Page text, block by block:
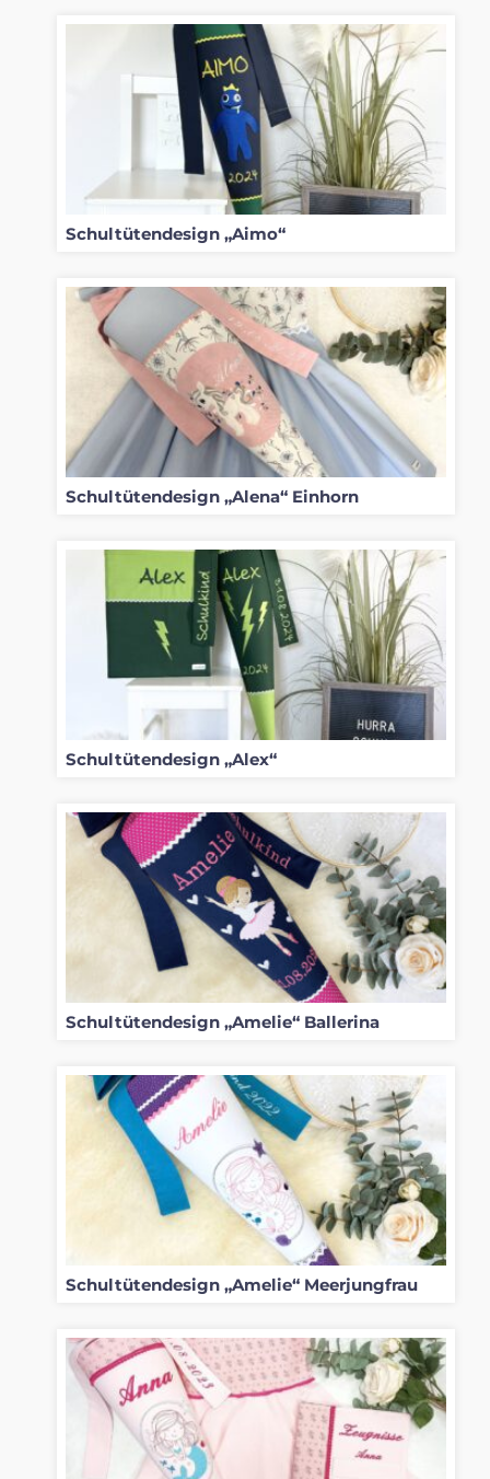
Schultütendesign „Aimo“
Schultütendesign „Alena“ Einhorn
Schultütendesign „Alex“
Schultütendesign „Amelie“ Ballerina
Schultütendesign „Amelie“ Meerjungfrau